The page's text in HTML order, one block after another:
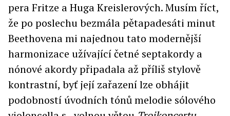
pera Fritze a Huga Kreislerových. Musím říct,
že po poslechu bezmála pětapadesáti minut
Beethovena mi najednou tato modernější
harmonizace užívající četné septakordy a
nónové akordy připadala až příliš stylově
kontrastní, byť její zařazení lze obhájit
podobností úvodních tónů melodie sólového